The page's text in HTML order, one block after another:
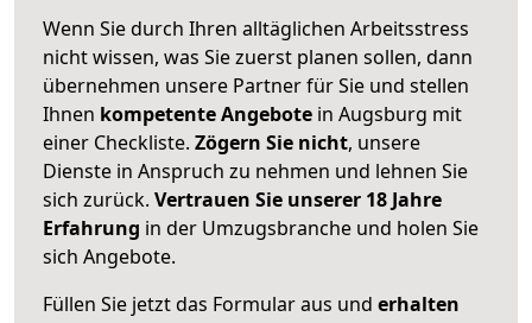
Wenn Sie durch Ihren alltäglichen Arbeitsstress
nicht wissen, was Sie zuerst planen sollen, dann
übernehmen unsere Partner für Sie und stellen
Ihnen kompetente Angebote in Augsburg mit
einer Checkliste. Zögern Sie nicht, unsere
Dienste in Anspruch zu nehmen und lehnen Sie
sich zurück. Vertrauen Sie unserer 18 Jahre
Erfahrung in der Umzugsbranche und holen Sie
sich Angebote.
Füllen Sie jetzt das Formular aus und erhalten